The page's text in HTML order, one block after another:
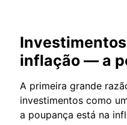
inflação — a
A primeira grande
investimentos como
a poupança está na